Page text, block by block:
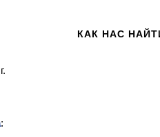
:
КАК НАС